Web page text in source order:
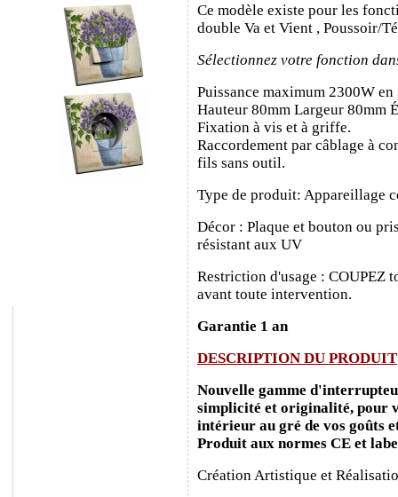
Ce modèle existe pour les
double Va et Vient , Poussoir/
Sélectionnez votre fonction
Puissance maximum 2300W
Hauteur 80mm Largeur 80mm
Fixation à vis et à griffe.
Raccordement par câblage à
fils sans outil.
Type de produit: Appareillage
Décor : Plaque et bouton ou
résistant aux UV
Restriction d'usage : COUPEZ
avant toute intervention.
Garantie 1 an
DESCRIPTION DU PRODUIT
Nouvelle gamme
simplicité et originalité, pour
intérieur au gré de vos goûts
Produit aux normes CE et
Création Artistique et